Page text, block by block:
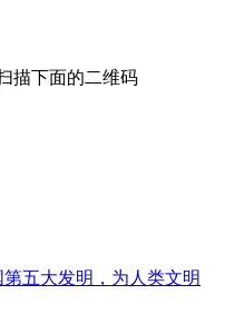
描下面的二维码
五大发明，为人类文明